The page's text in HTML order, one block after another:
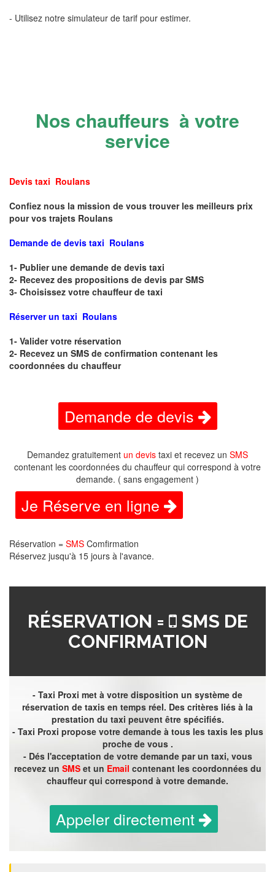
- Utilisez notre simulateur de tarif pour estimer.
Nos chauffeurs à votre
service
Devis taxi Roulans
Confiez nous la mission de vous trouver les meilleurs prix
pour vos trajets Roulans
Demande de devis taxi Roulans
1- Publier une demande de devis taxi
2- Recevez des propositions de devis par SMS
3- Choisissez votre chauffeur de taxi
Réserver un taxi Roulans
1- Valider votre réservation
2- Recevez un SMS de confirmation contenant les
coordonnées du chauffeur
Demande de devis
Demandez gratuitement un devis taxi et recevez un SMS
contenant les coordonnées du chauffeur qui correspond à votre
demande. ( sans engagement )
Je Réserve en ligne
Réservation = SMS Comfirmation
Réservez jusqu'à 15 jours à l'avance.
RÉSERVATION =
SMS DE
CONFIRMATION
- Taxi Proxi met à votre disposition un système de
réservation de taxis en temps réel. Des critères liés à la
prestation du taxi peuvent être spécifiés.
- Taxi Proxi propose votre demande à tous les taxis les plus
proche de vous .
- Dés l'acceptation de votre demande par un taxi, vous
recevez un SMSet un Email contenant les coordonnées du
chauffeur qui correspond à votre demande.
Appeler directement